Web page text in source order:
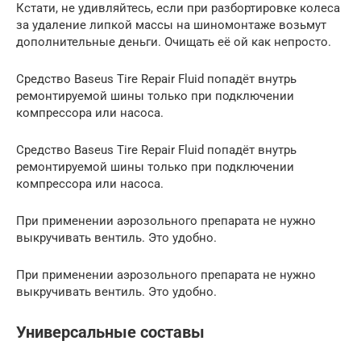
Кстати, не удивляйтесь, если при разбортировке колеса
за удаление липкой массы на шиномонтаже возьмут
дополнительные деньги. Очищать её ой как непросто.
Средство Baseus Tire Repair Fluid попадёт внутрь
ремонтируемой шины только при подключении
компрессора или насоса.
Средство Baseus Tire Repair Fluid попадёт внутрь
ремонтируемой шины только при подключении
компрессора или насоса.
При применении аэрозольного препарата не нужно
выкручивать вентиль. Это удобно.
При применении аэрозольного препарата не нужно
выкручивать вентиль. Это удобно.
Универсальные составы